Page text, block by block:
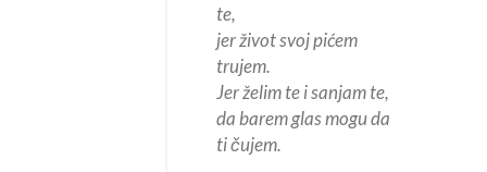
te,
jer život svoj pićem
trujem.
Jer želim te i sanjam te,
da barem glas mogu da
ti čujem.